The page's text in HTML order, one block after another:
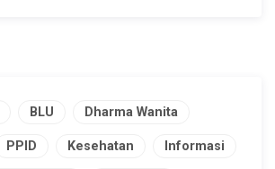
BLU Dharma Wanita
PPID Kesehatan Informasi